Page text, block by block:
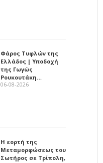
Φάρος Τυφλών της
Ελλάδος | Υποδοχή
της Γωγώς
Ρουκουτάκη…
06-08-2026
Η εορτή της
Μεταμορφώσεως του
Σωτήρος σε Τρίπολη,